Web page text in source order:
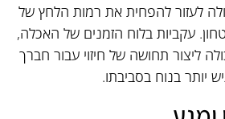
לעזור להפחית את רמות הלחץ של
עקביות בלוח הזמנים של האכלה,
ליצור תחושה של חיזוי עבור חברך
יותר בנוח בסביבתו.